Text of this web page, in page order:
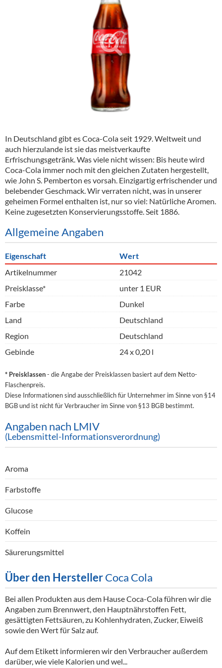
In Deutschland gibt esCoca-Colaseit 1929. Weltweit und
auch hierzulande ist sie das meistverkaufte
Erfrischungsgetränk. Was viele nicht wissen: Bis heute wird
Coca-Cola immer noch mit den gleichen Zutaten hergestellt,
wie John S. Pemberton es vorsah. Einzigartig erfrischender und
belebender Geschmack. Wir verraten nicht, was in unserer
geheimen Formel enthalten ist, nur so viel: Natürliche Aromen.
Keine zugesetzten Konservierungsstoffe. Seit 1886.
Allgemeine Angaben
Eigenschaft
Wert
Artikelnummer
21042
Preisklasse*
unter 1 EUR
Farbe
Dunkel
Land
Deutschland
Region
Deutschland
Gebinde
24 x 0,20 l
* Preisklassen- die Angabe der Preisklassen basiert auf dem Netto-
Flaschenpreis.
Diese Informationen sind ausschließlich für Unternehmer im Sinne von §14
BGB und ist nicht für Verbraucher im Sinne von §13 BGB bestimmt.
Angaben nach LMIV
(Lebensmittel-Informationsverordnung)
Aroma
Farbstoffe
Glucose
Koffein
Säurerungsmittel
Über den HerstellerCoca Cola
Bei allen Produkten aus dem Hause Coca-Cola führen wir die
Angaben zum Brennwert, den Hauptnährstoffen Fett,
gesättigten Fettsäuren, zu Kohlenhydraten, Zucker, Eiweiß
sowie den Wert für Salz auf.
Auf dem Etikett informieren wir den Verbraucher außerdem
darüber, wie viele Kalorien und wel...